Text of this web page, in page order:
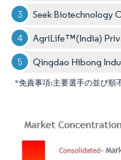
Seek Biotechnology
AgriLife™(India)
Qingdao Hibong
*免責事項:主要選手の並び順